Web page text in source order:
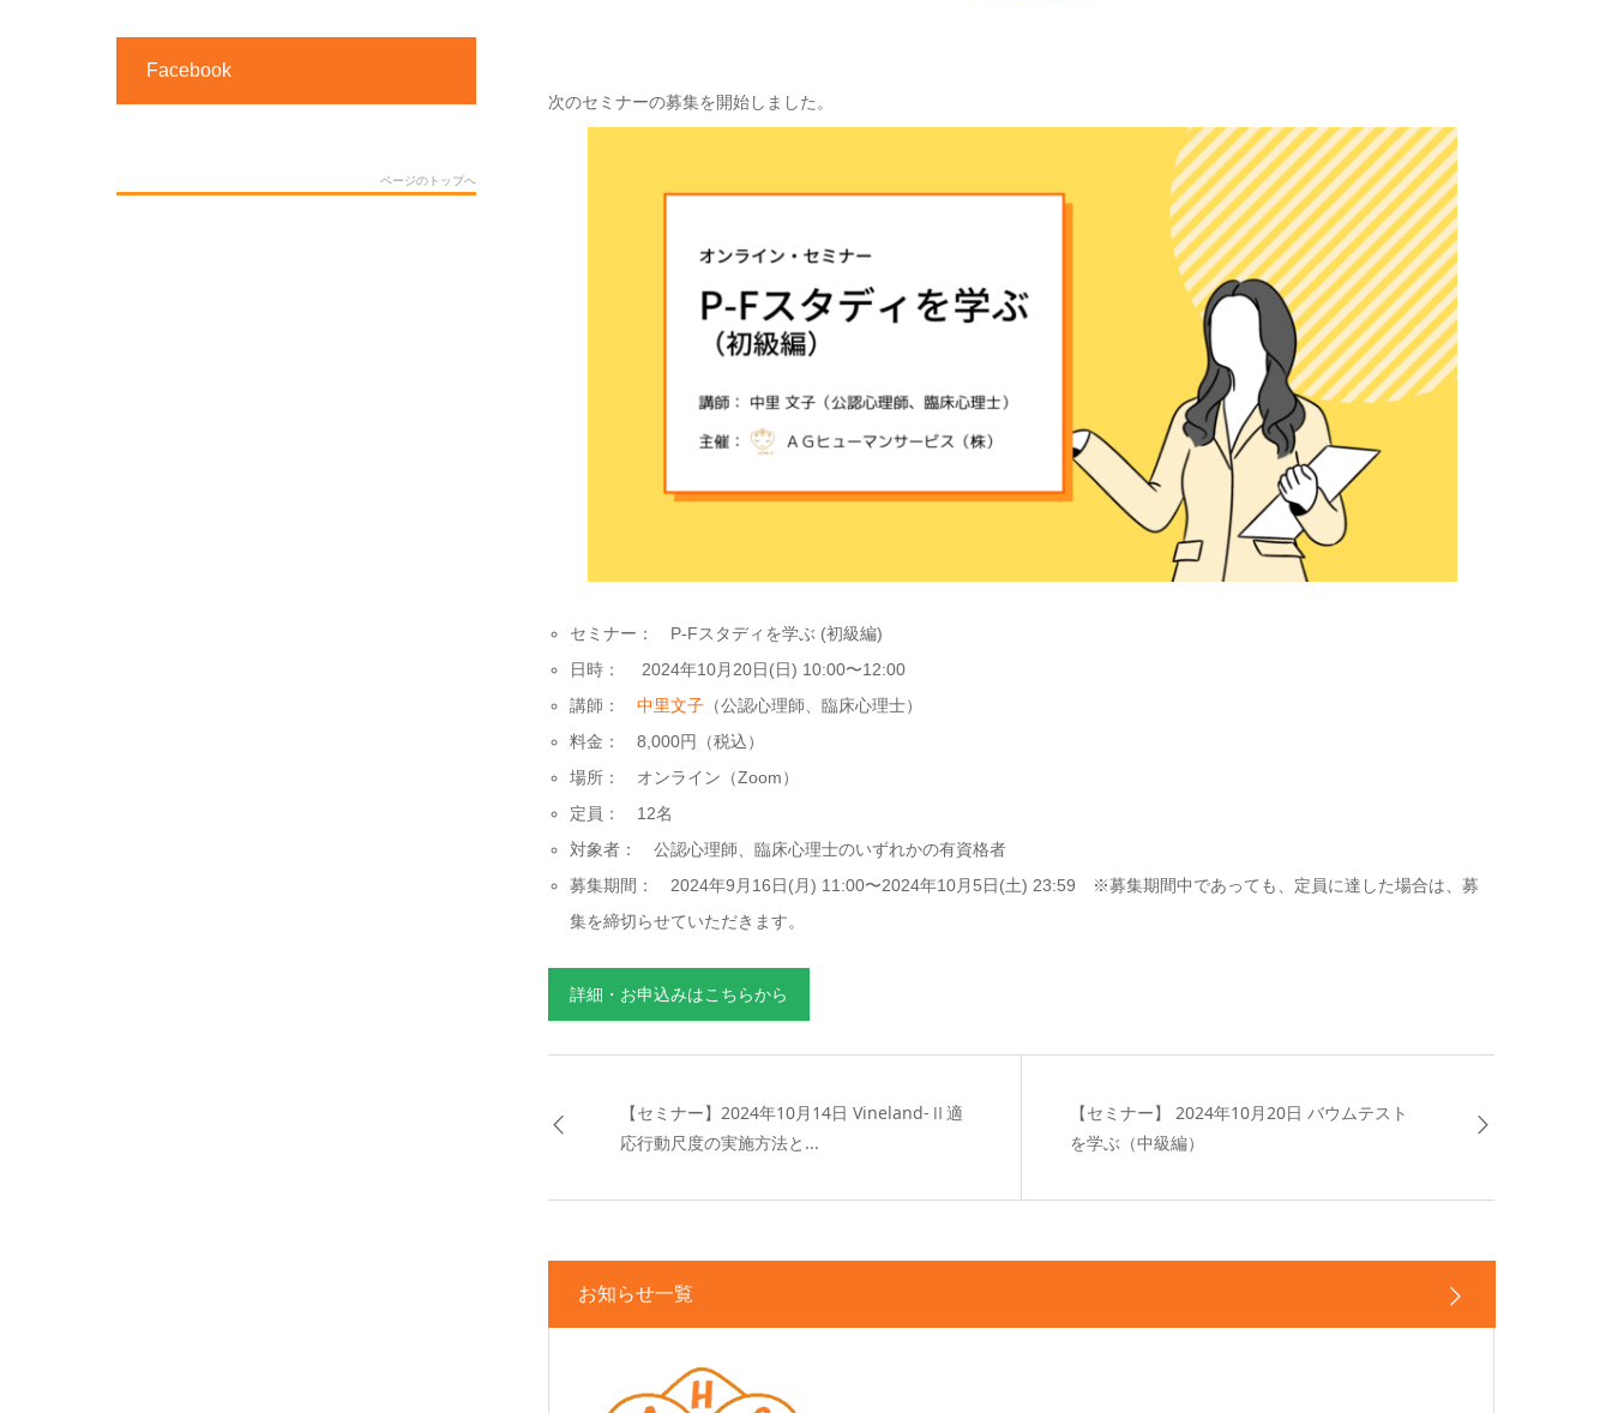
次のセミナーの募集を開始しました。
セミナー： P-Fスタディを学ぶ (初級編)
日時： 2024年10月20日(日) 10:00〜12:00
講師：中里文子 （公認心理師、臨床心理士）
料金： 8,000円（税込）
場所： オンライン（Zoom）
定員： 12名
対象者： 公認心理師、臨床心理士のいずれかの有資格者
募集期間： 2024年9月16日(月) 11:00〜2024年10月5日(土) 23:59 ※募集期間中であっても、定員に達した場合は、募
集を締切らせていただきます。
詳細・お申込みはこちらから
【セミナー】2024年10月14日 Vineland-Ⅱ適
応行動尺度の実施方法と...
【セミナー】 2024年10月20日 バウムテスト
を学ぶ（中級編）
お知らせ一覧
Facebook
ページのトップへ